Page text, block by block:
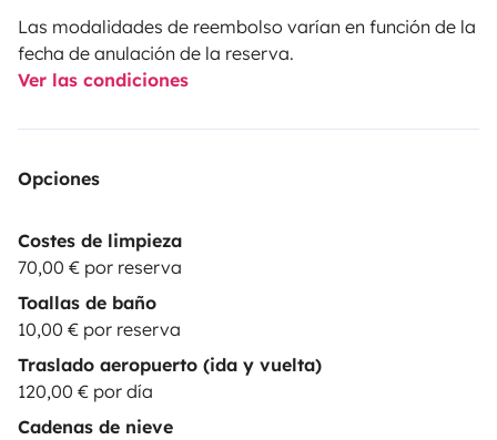
Las modalidades de reembolso varían en función de la
fecha de anulación de la reserva.
Ver las condiciones
Opciones
Costes de limpieza
70,00 € por reserva
Toallas de baño
10,00 € por reserva
Traslado aeropuerto (ida y vuelta)
120,00 € por día
Cadenas de nieve